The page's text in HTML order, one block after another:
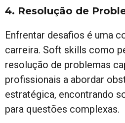
4. Resolução de
Enfrentar desafios é uma
carreira. Soft skills como
resolução de problemas
profissionais a abordar
estratégica, encontrando
para questões complexas.